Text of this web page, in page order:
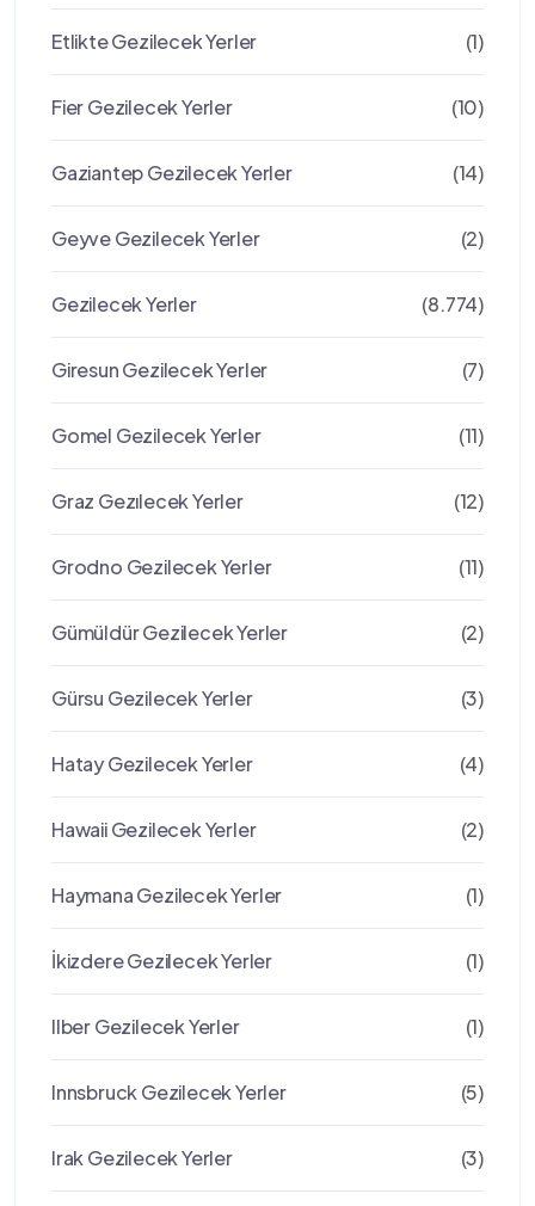
Etlikte Gezilecek Yerler (1)
Fier Gezilecek Yerler (10)
Gaziantep Gezilecek Yerler (14)
Geyve Gezilecek Yerler (2)
Gezilecek Yerler (8.774)
Giresun Gezilecek Yerler (7)
Gomel Gezilecek Yerler (11)
Graz Gezılecek Yerler (12)
Grodno Gezilecek Yerler (11)
Gümüldür Gezilecek Yerler (2)
Gürsu Gezilecek Yerler (3)
Hatay Gezilecek Yerler (4)
Hawaii Gezilecek Yerler (2)
Haymana Gezilecek Yerler (1)
İkizdere Gezilecek Yerler (1)
Ilber Gezilecek Yerler (1)
Innsbruck Gezilecek Yerler (5)
Irak Gezilecek Yerler (3)